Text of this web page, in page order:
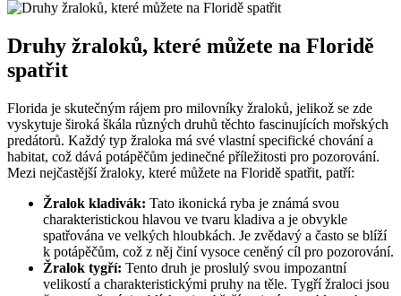
Druhy žraloků, které můžete na Floridě
spatřit
Florida je skutečným rájem pro milovníky žraloků, jelikož se zde
vyskytuje široká škála různých druhů těchto fascinujících mořských
predátorů. Každý typ žraloka má své vlastní specifické chování a
habitat, což dává potápěčům jedinečné příležitosti pro pozorování.
Mezi nejčastější žraloky, které můžete na Floridě spatřit, patří:
Žralok kladivák: Tato ikonická ryba je známá svou
charakteristickou hlavou ve tvaru kladiva a je obvykle
spatřována ve velkých hloubkách. Je zvědavý a často se blíží
k potápěčům, což z něj činí vysoce ceněný cíl pro pozorování.
Žralok tygří: Tento druh je proslulý svou impozantní
velikostí a charakteristickými pruhy na těle. Tygří žraloci jsou